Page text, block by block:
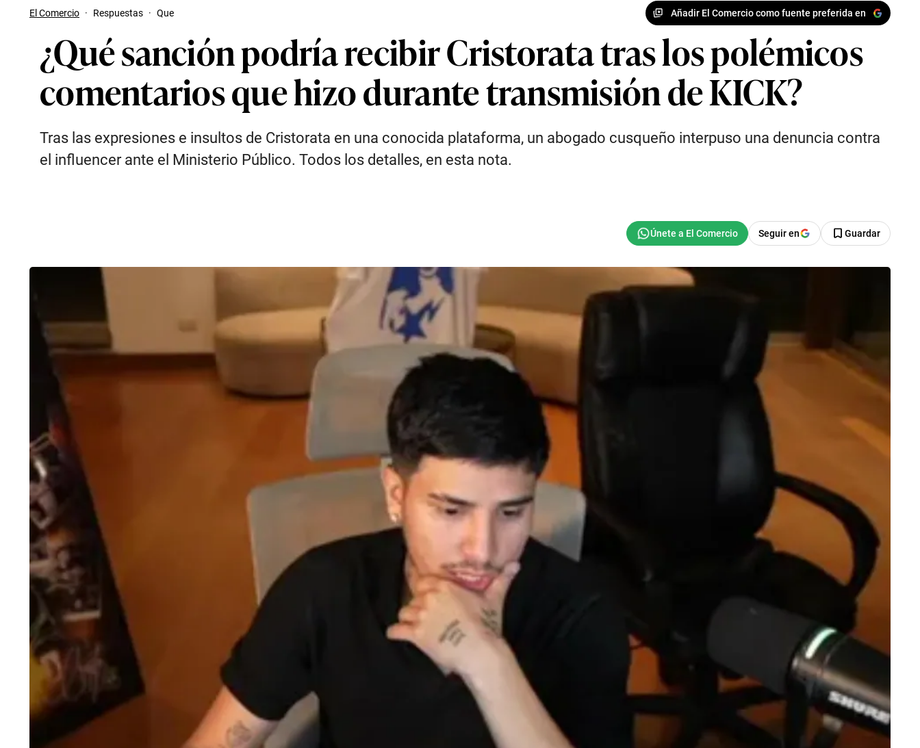
El Comercio · Respuestas · Que Añadir El Comercio como fuente preferida en
¿Qué sanción podría recibir Cristorata tras los polémicos
comentarios que hizo durante transmisión de KICK?
Tras las expresiones e insultos de Cristorata en una conocida plataforma, un abogado cusqueño interpuso una denuncia contra
el influencer ante el Ministerio Público. Todos los detalles, en esta nota.
Seguir en Guardar